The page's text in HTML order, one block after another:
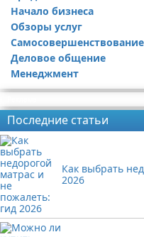
Начало бизнеса
Обзоры услуг
Самосовершенствование
Деловое общение
Менеджмент
Последние статьи
Как выбрать
2026